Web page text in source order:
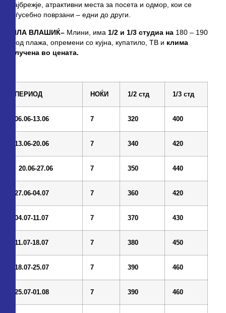
крајбрежје, атрактивни места за посета и одмор, кои се
меѓусебно поврзани – едни до други.
ВИЛА ВЛАШИЌ– Млини, има 1/2 и 1/3 студиа на 180 – 190
м. од плажа, опремени со кујна, купатило, ТВ и клима
вклучена во цената.
ПЕРИОД НОЌИ 1/2 стд 1/3 стд
06.06-13.06 7 320 400
13.06-20.06 7 340 420
20.06-27.06 7 350 440
27.06-04.07 7 360 420
04.07-11.07 7 370 430
11.07-18.07 7 380 450
18.07-25.07 7 390 460
25.07-01.08 7 390 460